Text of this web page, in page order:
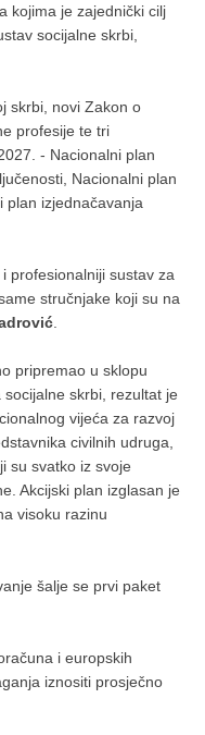
kojima je zajednički cilj
socijalne skrbi,
skrbi, novi Zakon o
profesije te tri
- Nacionalni plan
Nacionalni plan
plan izjednačavanja
profesionalniji sustav za
stručnjake koji su na
pripremao u sklopu
skrbi, rezultat je
vijeća za razvoj
civilnih udruga,
su svatko iz svoje
Akcijski plan izglasan je
visoku razinu
šalje se prvi paket
i europskih
iznositi prosječno